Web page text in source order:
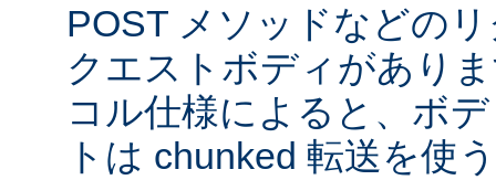
POST メソッドなどの
クエストボディがあり
コル仕様によると、ボ
トは chunked 転送を使